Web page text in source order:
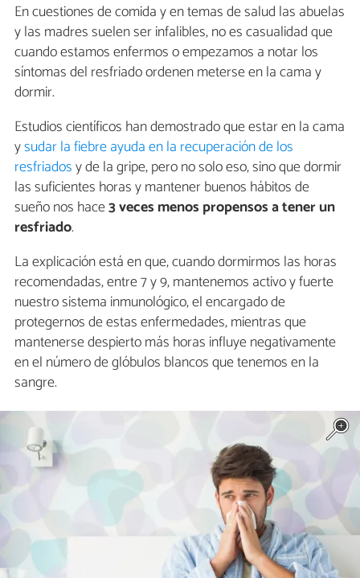
En cuestiones de comida y en temas de salud las abuelas
y las madres suelen ser infalibles, no es casualidad que
cuando estamos enfermos o empezamos a notar los
síntomas del resfriado ordenen meterse en la cama y
dormir.
Estudios científicos han demostrado que estar en la cama
ysudar la fiebre ayuda en la recuperación de los
resfriadosy de la gripe, pero no solo eso, sino que dormir
las suficientes horas y mantener buenos hábitos de
sueño nos hace3 veces menos propensos a tener un
resfriado.
La explicación está en que, cuando dormirmos las horas
recomendadas, entre 7 y 9, mantenemos activo y fuerte
nuestro sistema inmunológico, el encargado de
protegernos de estas enfermedades, mientras que
mantenerse despierto más horas influye negativamente
en el número de glóbulos blancos que tenemos en la
sangre.